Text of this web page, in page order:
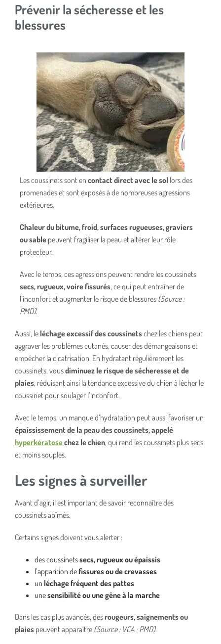
Prévenir la sécheresse et les
blessures
Les coussinets sont en contact direct avec le sol lors des
promenades et sont exposés à de nombreuses agressions
extérieures.
Chaleur du bitume, froid, surfaces rugueuses, graviers
ou sable peuvent fragiliser la peau et altérer leur rôle
protecteur.
Avec le temps, ces agressions peuvent rendre les coussinets
secs, rugueux, voire fissurés, ce qui peut entraîner de
l’inconfort et augmenter le risque de blessures (Source :
PMD).
Aussi, le léchage excessif des coussinetschez les chiens peut
aggraver les problèmes cutanés, causer des démangeaisons et
empêcher la cicatrisation. En hydratant régulièrement les
coussinets, vousdiminuez le risque de sécheresse et de
plaies, réduisant ainsi la tendance excessive du chien à lécher le
coussinet pour soulager l’inconfort.
Avec le temps, un manque d’hydratation peut aussi favoriser un
épaississement de la peau des coussinets, appelé
hyperkératosechez le chien, qui rend les coussinets plus secs
et moins souples.
Les signes à surveiller
Avant d’agir, il est important de savoir reconnaître des
coussinets abîmés.
Certains signes doivent vous alerter :
des coussinetssecs, rugueux ou épaissis
l’apparition defissures ou de crevasses
un léchage fréquent des pattes
unesensibilité ou une gêne à la marche
Dans les cas plus avancés, desrougeurs, saignements ou
plaies peuvent apparaître (Source : VCA ; PMD).